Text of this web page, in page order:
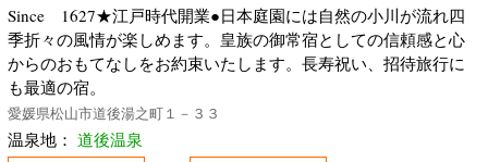
Since 1627★江戸時代開業●日本庭園には自然の小川が流れ四
季折々の風情が楽しめます。皇族の御常宿としての信頼感と心
からのおもてなしをお約束いたします。長寿祝い、招待旅行に
も最適の宿。
愛媛県松山市道後湯之町１－３３
温泉地： 道後温泉